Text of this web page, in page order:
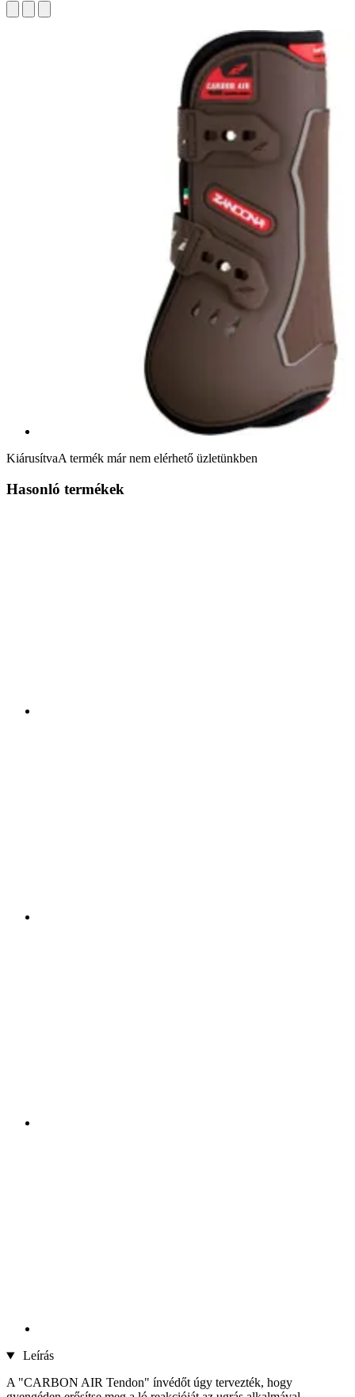
KiárusítvaA termék már nem elérhető üzletünkben
Hasonló termékek
Leírás
A "CARBON AIR Tendon" ínvédőt úgy tervezték, hogy